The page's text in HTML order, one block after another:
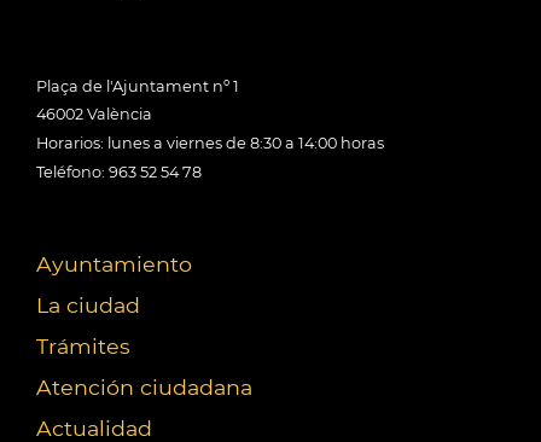
Plaça de l'Ajuntament nº 1
46002 València
Horarios: lunes a viernes de 8:30 a 14:00 horas
Teléfono: 963 52 54 78
Ayuntamiento
La ciudad
Trámites
Atención ciudadana
Actualidad